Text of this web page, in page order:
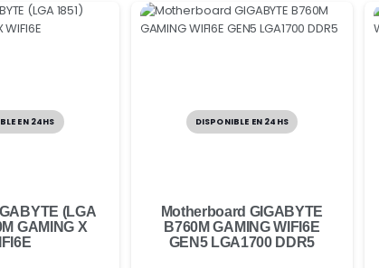
EN 24HS
(LGA
GAMING X
DISPONIBLE EN 24HS
Motherboard GIGABYTE
B760M GAMING WIFI6E
GEN5 LGA1700 DDR5